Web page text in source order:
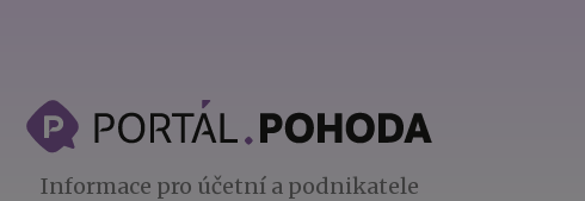
Informace pro účetní a podnikatele